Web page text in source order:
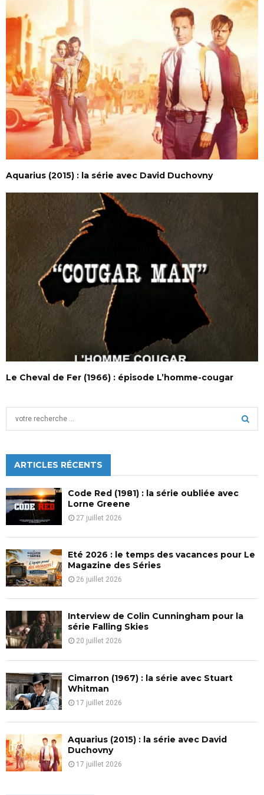
Aquarius (2015) : la série avec David Duchovny
Le Cheval de Fer (1966) : épisode L’homme-cougar
h
f
o
r
:
C
H
ARTICLES RÉCENTS
Code Red (1981) : la série oubliée avec
Lorne Greene
27 juillet 2026
Eté 2026 : le temps des vacances pour Le
Magazine des Séries
26 juillet 2026
Interview de Colin Cunningham pour la
série Falling Skies
20 juillet 2026
Cimarron (1967) : la série avec Stuart
Whitman
17 juillet 2026
Aquarius (2015) : la série avec David
Duchovny
17 juillet 2026